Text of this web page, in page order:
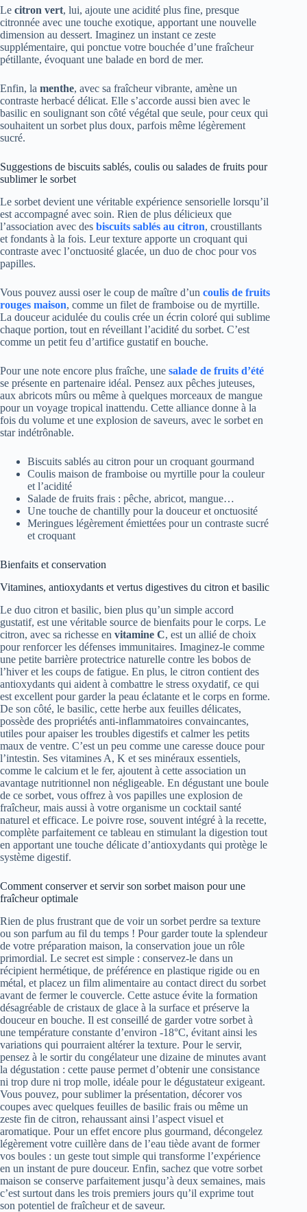
Le citron vert, lui, ajoute une acidité plus fine, presque
citronnée avec une touche exotique, apportant une nouvelle
dimension au dessert. Imaginez un instant ce zeste
supplémentaire, qui ponctue votre bouchée d’une fraîcheur
pétillante, évoquant une balade en bord de mer.
Enfin, la menthe, avec sa fraîcheur vibrante, amène un
contraste herbacé délicat. Elle s’accorde aussi bien avec le
basilic en soulignant son côté végétal que seule, pour ceux qui
souhaitent un sorbet plus doux, parfois même légèrement
sucré.
Suggestions de biscuits sablés, coulis ou salades de fruits pour
sublimer le sorbet
Le sorbet devient une véritable expérience sensorielle lorsqu’il
est accompagné avec soin. Rien de plus délicieux que
l’association avec des biscuits sablés au citron, croustillants
et fondants à la fois. Leur texture apporte un croquant qui
contraste avec l’onctuosité glacée, un duo de choc pour vos
papilles.
Vous pouvez aussi oser le coup de maître d’un coulis de fruits
rouges maison, comme un filet de framboise ou de myrtille.
La douceur acidulée du coulis crée un écrin coloré qui sublime
chaque portion, tout en réveillant l’acidité du sorbet. C’est
comme un petit feu d’artifice gustatif en bouche.
Pour une note encore plus fraîche, une salade de fruits d’été
se présente en partenaire idéal. Pensez aux pêches juteuses,
aux abricots mûrs ou même à quelques morceaux de mangue
pour un voyage tropical inattendu. Cette alliance donne à la
fois du volume et une explosion de saveurs, avec le sorbet en
star indétrônable.
Biscuits sablés au citron pour un croquant gourmand
Coulis maison de framboise ou myrtille pour la couleur
et l’acidité
Salade de fruits frais : pêche, abricot, mangue…
Une touche de chantilly pour la douceur et onctuosité
Meringues légèrement émiettées pour un contraste sucré
et croquant
Bienfaits et conservation
Vitamines, antioxydants et vertus digestives du citron et basilic
Le duo citron et basilic, bien plus qu’un simple accord
gustatif, est une véritable source de bienfaits pour le corps. Le
citron, avec sa richesse en vitamine C, est un allié de choix
pour renforcer les défenses immunitaires. Imaginez-le comme
une petite barrière protectrice naturelle contre les bobos de
l’hiver et les coups de fatigue. En plus, le citron contient des
antioxydants qui aident à combattre le stress oxydatif, ce qui
est excellent pour garder la peau éclatante et le corps en forme.
De son côté, le basilic, cette herbe aux feuilles délicates,
possède des propriétés anti-inflammatoires convaincantes,
utiles pour apaiser les troubles digestifs et calmer les petits
maux de ventre. C’est un peu comme une caresse douce pour
l’intestin. Ses vitamines A, K et ses minéraux essentiels,
comme le calcium et le fer, ajoutent à cette association un
avantage nutritionnel non négligeable. En dégustant une boule
de ce sorbet, vous offrez à vos papilles une explosion de
fraîcheur, mais aussi à votre organisme un cocktail santé
naturel et efficace. Le poivre rose, souvent intégré à la recette,
complète parfaitement ce tableau en stimulant la digestion tout
en apportant une touche délicate d’antioxydants qui protège le
système digestif.
Comment conserver et servir son sorbet maison pour une
fraîcheur optimale
Rien de plus frustrant que de voir un sorbet perdre sa texture
ou son parfum au fil du temps ! Pour garder toute la splendeur
de votre préparation maison, la conservation joue un rôle
primordial. Le secret est simple : conservez-le dans un
récipient hermétique, de préférence en plastique rigide ou en
métal, et placez un film alimentaire au contact direct du sorbet
avant de fermer le couvercle. Cette astuce évite la formation
désagréable de cristaux de glace à la surface et préserve la
douceur en bouche. Il est conseillé de garder votre sorbet à
une température constante d’environ -18°C, évitant ainsi les
variations qui pourraient altérer la texture. Pour le servir,
pensez à le sortir du congélateur une dizaine de minutes avant
la dégustation : cette pause permet d’obtenir une consistance
ni trop dure ni trop molle, idéale pour le dégustateur exigeant.
Vous pouvez, pour sublimer la présentation, décorer vos
coupes avec quelques feuilles de basilic frais ou même un
zeste fin de citron, rehaussant ainsi l’aspect visuel et
aromatique. Pour un effet encore plus gourmand, décongelez
légèrement votre cuillère dans de l’eau tiède avant de former
vos boules : un geste tout simple qui transforme l’expérience
en un instant de pure douceur. Enfin, sachez que votre sorbet
maison se conserve parfaitement jusqu’à deux semaines, mais
c’est surtout dans les trois premiers jours qu’il exprime tout
son potentiel de fraîcheur et de saveur.